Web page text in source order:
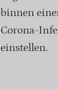
binnen
Corona-
einstellen.